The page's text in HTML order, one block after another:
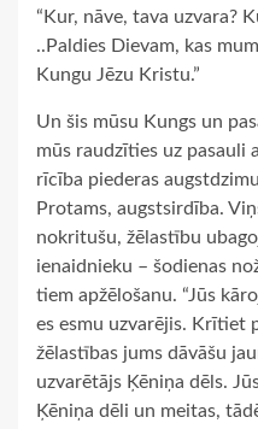
“Kur, nāve, tava uzvara?
..Paldies Dievam, kas
Kungu Jēzu Kristu.”
Un šis mūsu Kungs un
mūs raudzīties uz pasauli
rīcība piederas
Protams, augstsirdība.
nokritušu, žēlastību
ienaidnieku – šodienas
tiem apžēlošanu. “Jūs
es esmu uzvarējis. Krītiet
žēlastības jums dāvāšu
uzvarētājs Ķēniņa dēls.
Ķēniņa dēli un meitas,